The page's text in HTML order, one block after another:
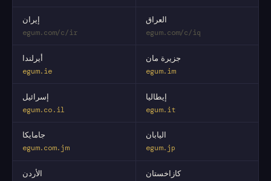
إيران
egum.com/c/ir
العراق
egum.com/c/iq
أيرلندا
egum.ie
جزيرة مان
egum.im
إسرائيل
egum.co.il
إيطاليا
egum.it
جامايكا
egum.com.jm
اليابان
egum.jp
الأردن كازاخستان